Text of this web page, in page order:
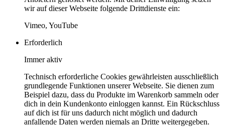
wir auf dieser Webseite folgende Drittdienste ein:
Vimeo, YouTube
Erforderlich
Immer aktiv
Technisch erforderliche Cookies gewährleisten ausschließlich
grundlegende Funktionen unserer Webseite. Sie dienen zum
Beispiel dazu, dass du Produkte im Warenkorb sammeln oder
dich in dein Kundenkonto einloggen kannst. Ein Rückschluss
auf dich ist für uns dadurch nicht möglich und dadurch
anfallende Daten werden niemals an Dritte weitergegeben.